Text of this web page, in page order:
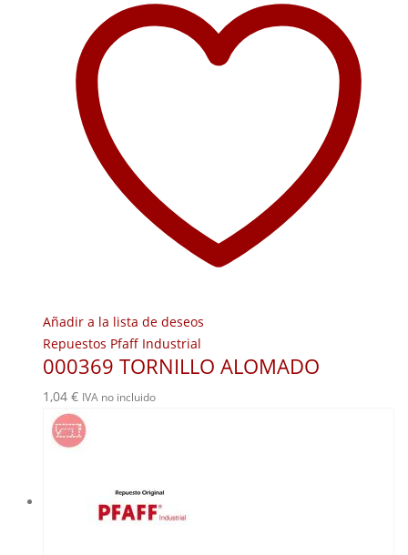
Añadir a la lista de deseos
Repuestos Pfaff Industrial
000369 TORNILLO ALOMADO
1,04 € IVA no incluido